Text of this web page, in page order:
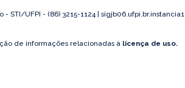
STI/UFPI - (86) 3215-1124 | sigjb06.ufpi.br.instancia1
de informações relacionadas à licença de uso.